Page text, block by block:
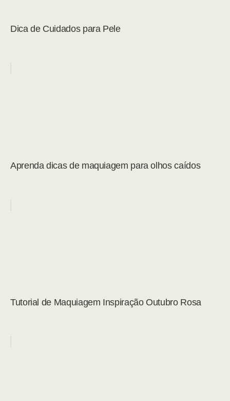
Dica de Cuidados para Pele
Aprenda dicas de maquiagem para olhos caídos
Tutorial de Maquiagem Inspiração Outubro Rosa